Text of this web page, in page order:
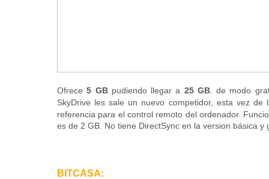
Ofrece5 GBpudiendo llegar a 25 GB. de modo
SkyDrive les sale un nuevo competidor, esta vez
referencia para el control remoto del ordenador.
es de 2 GB. No tiene DirectSync en la version básica y
BITCASA: